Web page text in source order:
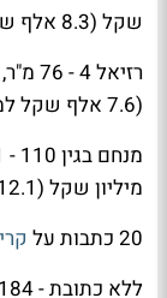
שקל (8.3 אלף שקל למ"ר)
(7.6 אלף שקל למ"ר)
מיליון שקל (12.1 אלף שקל למ"ר)
20 כתבות על